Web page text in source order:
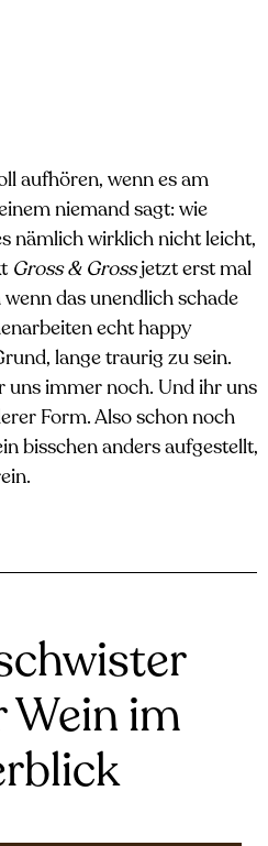
aufhören, wenn es am
niemand sagt: wie
nämlich wirklich nicht leicht,
Gross & Grossjetzt erst mal
das unendlich schade
echt happy
lange traurig zu sein.
uns immer noch. Und ihr uns
Form. Also schon noch
bisschen anders aufgestellt,
Wein im